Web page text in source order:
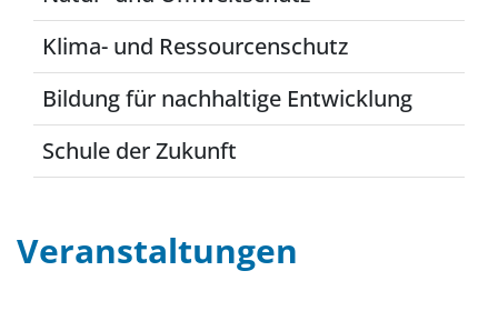
Klima- und Ressourcenschutz
Bildung für nachhaltige Entwicklung
Schule der Zukunft
Veranstaltungen